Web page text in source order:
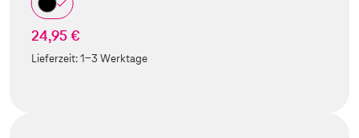
24,95 €
Lieferzeit:1-3 Werktage